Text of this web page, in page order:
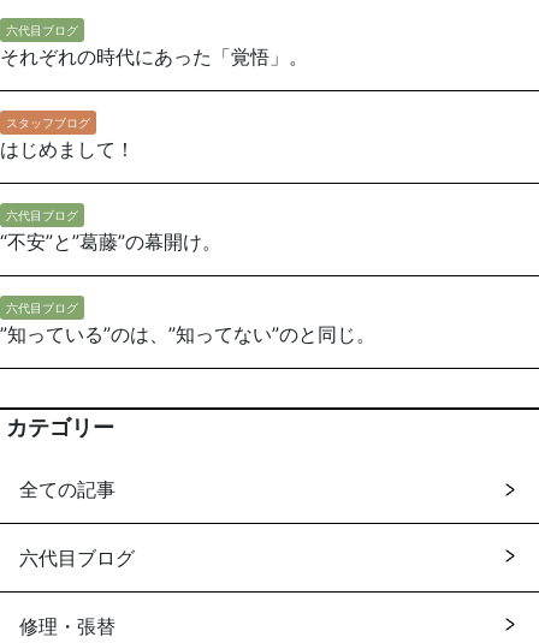
六代目ブログ
それぞれの時代にあった「覚悟」。
スタッフブログ
はじめまして！
六代目ブログ
“不安”と”葛藤”の幕開け。
六代目ブログ
”知っている”のは、”知ってない”のと同じ。
カテゴリー
全ての記事
六代目ブログ
修理・張替